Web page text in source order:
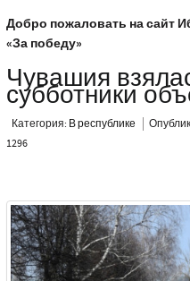
Добро пожаловать на сайт
«За победу»
Чувашия
субботники
Категория: В республике
1296